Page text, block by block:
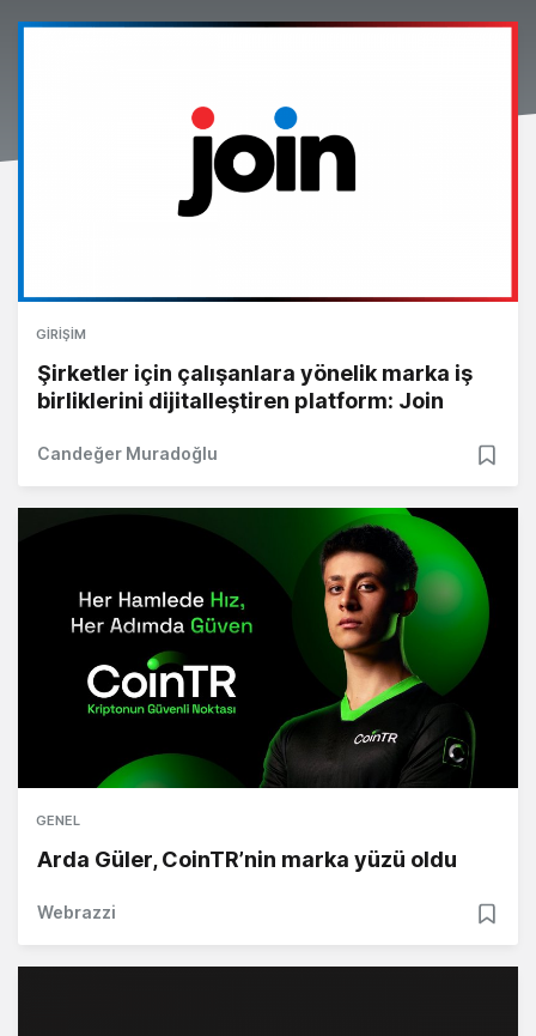
GIRIŞIM
Şirketler için çalışanlara yönelik marka iş
birliklerini dijitalleştiren platform: Join
Candeğer Muradoğlu
GENEL
Arda Güler, CoinTR’nin marka yüzü oldu
Webrazzi